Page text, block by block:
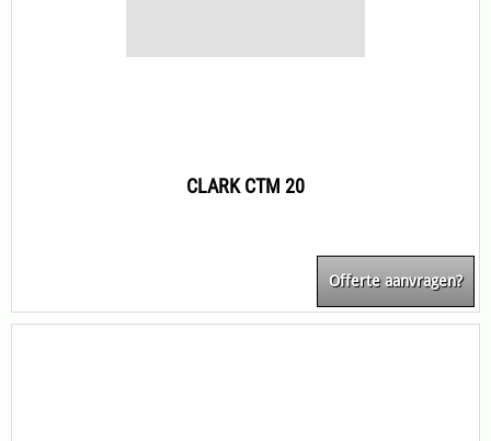
CLARK CTM 20
Offerte aanvragen?